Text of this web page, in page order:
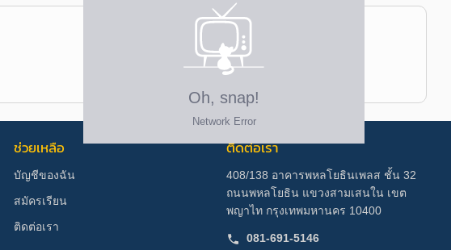
ช่วยเหลือ
บัญชีของฉัน
สมัครเรียน
ติดต่อเรา
ติดต่อเรา
408/138 อาคารพหลโยธินเพลส ชั้น 32
ถนนพหลโยธิน แขวงสามเสนใน เขต
พญาไท กรุงเทพมหานคร 10400
081-691-5146